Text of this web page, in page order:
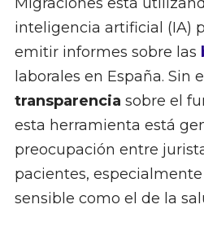
inteligencia artificial (IA)
emitir informes sobre las
laborales en España. Sin
transparencia sobre el
esta herramienta está
preocupación entre
pacientes,
sensible como el de la